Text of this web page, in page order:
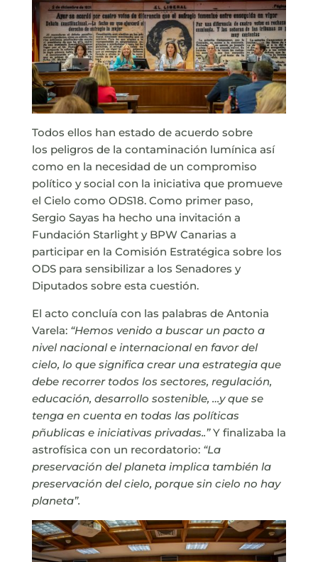
Todos ellos han estado de acuerdo sobre
los peligros de la contaminación lumínica así
como en la necesidad de un compromiso
político y social con la iniciativa que promueve
el Cielo como ODS18. Como primer paso,
Sergio Sayas ha hecho una invitación a
Fundación Starlight y BPW Canarias a
participar en la Comisión Estratégica sobre los
ODS para sensibilizar a los Senadores y
Diputados sobre esta cuestión.
El acto concluía con las palabras de Antonia
Varela: “Hemos venido a buscar un pacto a
nivel nacional e internacional en favor del
cielo, lo que significa crear una estrategia que
debe recorrer todos los sectores, regulación,
educación, desarrollo sostenible, …y que se
tenga en cuenta en todas las políticas
pñublicas e iniciativas privadas..”Y finalizaba la
astrofísica con un recordatorio: “La
preservación del planeta implica también la
preservación del cielo, porque sin cielo no hay
planeta”.